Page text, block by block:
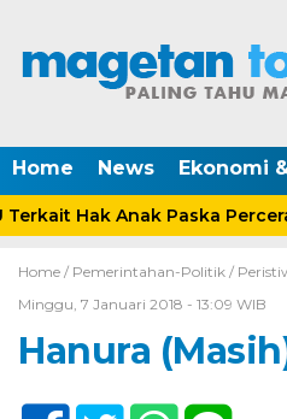
Home News Ekonomi
Hak Anak Paska
Home / Pemerintahan-Politik /
Minggu, 7 Januari 2018 - 13:09 WIB
Hanura